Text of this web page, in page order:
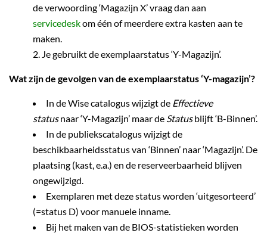
de verwoording ‘Magazijn X’ vraag dan aan
servicedeskom één of meerdere extra kasten aan te
maken.
Je gebruikt de exemplaarstatus ‘Y-Magazijn’.
Wat zijn de gevolgen van de exemplaarstatus ‘Y-magazijn’?
In de Wise catalogus wijzigt de Effectieve
statusnaar ‘Y-Magazijn’ maar de Statusblijft ‘B-Binnen’.
In de publiekscatalogus wijzigt de
beschikbaarheidsstatus van ‘Binnen’ naar ‘Magazijn’. De
plaatsing (kast, e.a.) en de reserveerbaarheid blijven
ongewijzigd.
Exemplaren met deze status worden ‘uitgesorteerd’
(=status D) voor manuele inname.
Bij het maken van de BIOS-statistieken worden